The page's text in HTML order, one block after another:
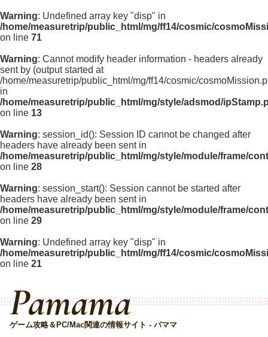
Warning: Undefined array key "disp" in
/home/measuretrip/public_html/mg/ff14/cosmic/
on line 71
Warning: Cannot modify header information - headers already
sent by (output started at
/home/measuretrip/public_html/mg/ff14/cosmic/
in
/home/measuretrip/public_html/mg/style/adsmod/
on line 13
Warning: session_id(): Session ID cannot be changed after
headers have already been sent in
/home/measuretrip/public_html/mg/style/module/frame/
on line 28
Warning: session_start(): Session cannot be started after
headers have already been sent in
/home/measuretrip/public_html/mg/style/module/frame/
on line 29
Warning: Undefined array key "disp" in
/home/measuretrip/public_html/mg/ff14/cosmic/
on line 21
Pamama
ゲーム攻略＆PC/Mac関連の情報サイト - パママ